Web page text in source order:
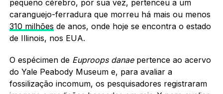
pequeno cérebro, por sua vez, pertenceu a um
caranguejo-ferradura que morreu há mais ou menos
310 milhões de anos, onde hoje se encontra o estado
de Illinois, nos EUA.
O espécimen de Euproops danaepertence ao acervo
do Yale Peabody Museum e, para avaliar a
fossilização incomum, os pesquisadores registraram